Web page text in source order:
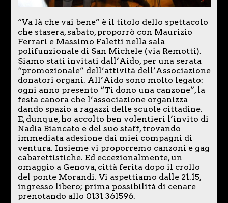
“Va là che vai bene” è il titolo dello spettacolo
che stasera, sabato, proporrò con Maurizio
Ferrari e Massimo Faletti nella sala
polifunzionale di San Michele (via Remotti).
Siamo stati invitati dall’Aido, per una serata
“promozionale” dell’attività dell’Associazione
donatori organi. All’Aido sono molto legato:
ogni anno presento “Ti dono una canzone”, la
festa canora che l’associazione organizza
dando spazio a ragazzi delle scuole cittadine.
E, dunque, ho accolto ben volentieri l’invito di
Nadia Biancato e del suo staff, trovando
immediata adesione dai miei compagni di
ventura. Insieme vi proporremo canzoni e gag
cabarettistiche. Ed eccezionalmente, un
omaggio a Genova, città ferita dopo il crollo
del ponte Morandi. Vi aspettiamo dalle 21.15,
ingresso libero; prima possibilità di cenare
prenotando allo 0131 361596.